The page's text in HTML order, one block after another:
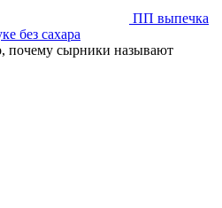
ПП выпечка
без сахара
почему сырники называют